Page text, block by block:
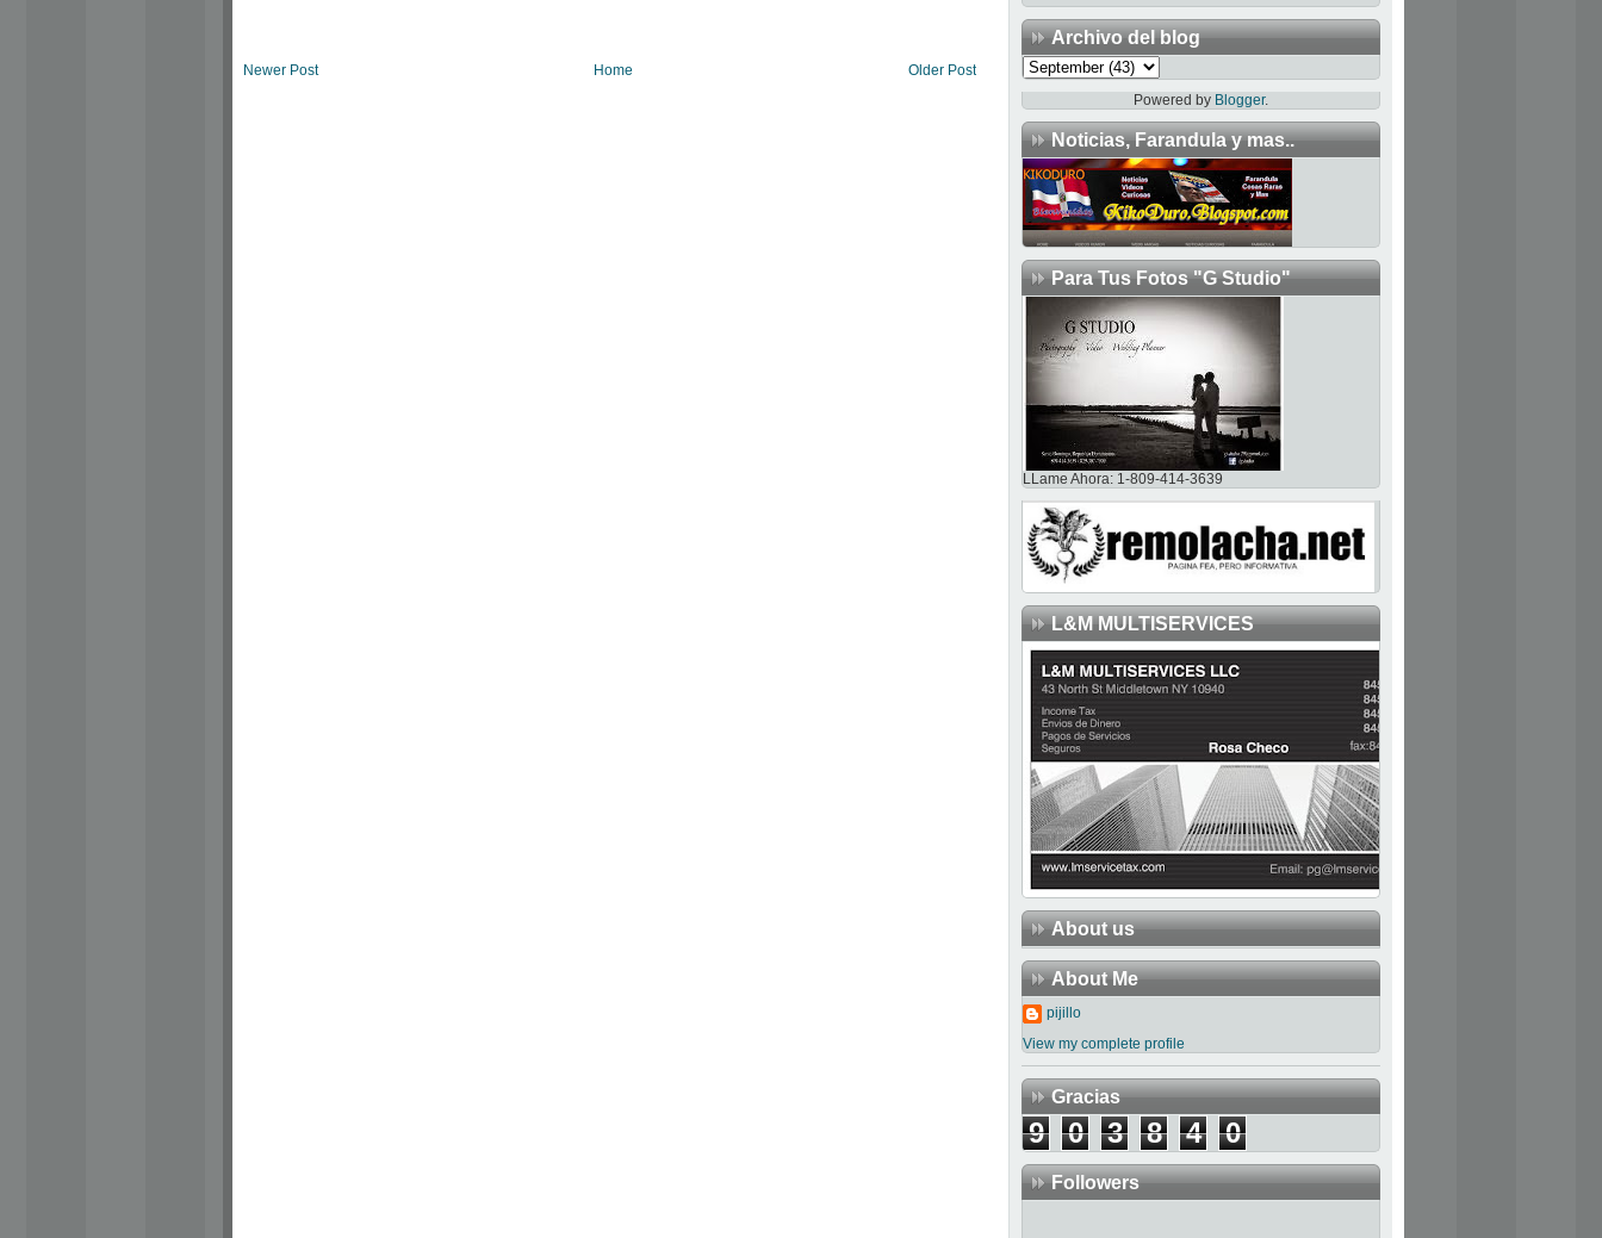
Newer Post Older Post
Home
Archivo del blog
Powered by Blogger.
Noticias, Farandula y mas..
Para Tus Fotos "G Studio"
LLame Ahora: 1-809-414-3639
L&M MULTISERVICES
About us
About Me
pijillo
View my complete profile
Gracias
9 0 3 8 4 0
Followers